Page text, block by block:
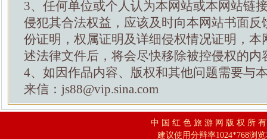
3、任何单位或个人认为本网站或本网站链
侵犯其合法权益，应该及时向本网站书面反
份证明，权属证明及详细侵权情况证明，本
述法律文件后，将会尽快移除被控侵权的内
4、如因作品内容、版权和其他问题需要与
来信：js88@vip.sina.com
中 国 红 色 旅 游 网 版 权 所
建议使用分辩率1024*768浏